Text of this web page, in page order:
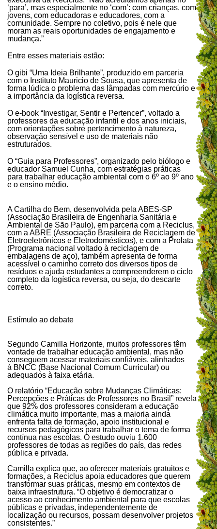
‘para’, mas especialmente no ‘com’: com crianças, com
jovens, com educadoras e educadores, com a
comunidade. Sempre no coletivo, pois é nele que
moram as reais oportunidades de engajamento e
mudança.”
Entre esses materiais estão:
O gibi “Uma Ideia Brilhante”, produzido em parceria
com o Instituto Mauricio de Sousa, que apresenta de
forma lúdica o problema das lâmpadas com mercúrio e
a importância da logística reversa.
O e-book “Investigar, Sentir e Pertencer”, voltado a
professores da educação infantil e dos anos iniciais,
com orientações sobre pertencimento à natureza,
observação sensível e uso de materiais não
estruturados.
O “Guia para Professores”, organizado pelo biólogo e
educador Samuel Cunha, com estratégias práticas
para trabalhar educação ambiental com o 6º ao 9º ano
e o ensino médio.
A Cartilha do Bem, desenvolvida pela ABES-SP
(Associação Brasileira de Engenharia Sanitária e
Ambiental de São Paulo), em parceria com a Reciclus,
com a ABRE (Associação Brasileira de Reciclagem de
Eletroeletrônicos e Eletrodomésticos), e com a Prolata
(Programa nacional voltado à reciclagem de
embalagens de aço), também apresenta de forma
acessível o caminho correto dos diversos tipos de
resíduos e ajuda estudantes a compreenderem o ciclo
completo da logística reversa, ou seja, do descarte
correto.
Estímulo ao debate
Segundo Camilla Horizonte, muitos professores têm
vontade de trabalhar educação ambiental, mas não
conseguem acessar materiais confiáveis, alinhados
à BNCC (Base Nacional Comum Curricular) ou
adequados à faixa etária.
O relatório “Educação sobre Mudanças Climáticas:
Percepções e Práticas de Professores no Brasil” revela
que 92% dos professores consideram a educação
climática muito importante, mas a maioria ainda
enfrenta falta de formação, apoio institucional e
recursos pedagógicos para trabalhar o tema de forma
contínua nas escolas. O estudo ouviu 1.600
professores de todas as regiões do país, das redes
pública e privada.
Camilla explica que, ao oferecer materiais gratuitos e
formações, a Reciclus apoia educadores que querem
transformar suas práticas, mesmo em contextos de
baixa infraestrutura. “O objetivo é democratizar o
acesso ao conhecimento ambiental para que escolas
públicas e privadas, independentemente de
localização ou recursos, possam desenvolver projetos
consistentes.”